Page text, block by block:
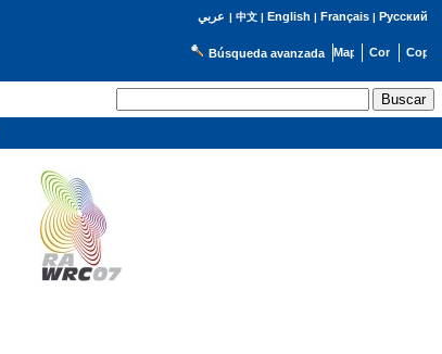
عربي | 中文| English | Français| Русский
Búsqueda avanzada